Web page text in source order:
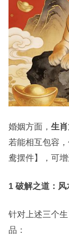
婚姻方面， 生
若能相互包容
鸯摆件】，可
1 破解之道：
针对上述三个
品：